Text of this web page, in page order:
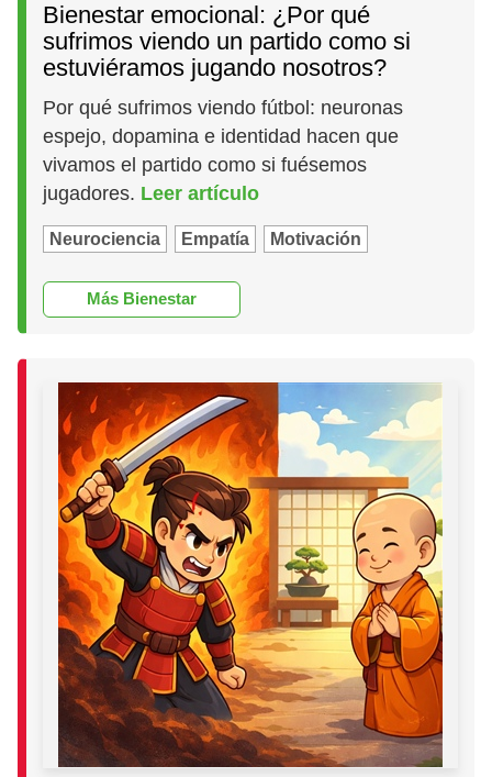
Bienestar emocional: ¿Por qué
sufrimos viendo un partido como si
estuviéramos jugando nosotros?
Por qué sufrimos viendo fútbol: neuronas
espejo, dopamina e identidad hacen que
vivamos el partido como si fuésemos
jugadores. Leer artículo
Neurociencia Empatía Motivación
Más Bienestar